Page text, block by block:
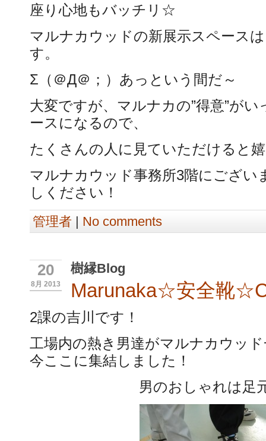
座り心地もバッチリ☆
マルナカウッドの新展示スペース
す。
Σ（＠Д＠；）あっという間だ～
大変ですが、マルナカの”得意”が
ースになるので、
たくさんの人に見ていただけると
マルナカウッド事務所3階にござい
しください！
管理者 No comments
20
8月 2013
樹縁Blog
Marunaka☆安全靴
2課の吉川です！
工場内の熱き男達がマルナカウッ
今ここに集結しました！
男のおしゃれは足